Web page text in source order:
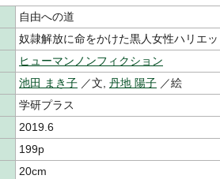
自由への道
奴隷解放に命をかけた黒人女性ハリエ
ヒューマンノンフィクション
池田 まき子 ／文, 丹地 陽子 ／絵
学研プラス
2019.6
199p
20cm